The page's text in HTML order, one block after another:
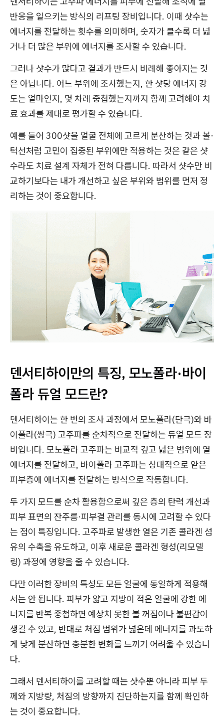
반응을 일으키는 방식의 리프팅 장비입니다. 이때 샷수는
에너지를 전달하는 횟수를 의미하며, 숫자가 클수록 더 넓
거나 더 많은 부위에 에너지를 조사할 수 있습니다.
그러나 샷수가 많다고 결과가 반드시 비례해 좋아지는 것
은 아닙니다. 어느 부위에 조사했는지, 한 샷당 에너지 강
도는 얼마인지, 몇 차례 중첩했는지까지 함께 고려해야 치
료 효과를 제대로 평가할 수 있습니다.
예를 들어 300샷을 얼굴 전체에 고르게 분산하는 것과 볼·
턱선처럼 고민이 집중된 부위에만 적용하는 것은 같은 샷
수라도 치료 설계 자체가 전혀 다릅니다. 따라서 샷수만 비
교하기보다는 내가 개선하고 싶은 부위와 범위를 먼저 정
리하는 것이 중요합니다.
덴서티하이만의 특징, 모노폴라·바이
폴라 듀얼 모드란?
덴서티하이는 한 번의 조사 과정에서 모노폴라(단극)와 바
이폴라(쌍극) 고주파를 순차적으로 전달하는 듀얼 모드 장
비입니다. 모노폴라 고주파는 비교적 깊고 넓은 범위에 열
에너지를 전달하고, 바이폴라 고주파는 상대적으로 얕은
피부층에 에너지를 전달하는 방식으로 작동합니다.
두 가지 모드를 순차 활용함으로써 깊은 층의 탄력 개선과
피부 표면의 잔주름·피부결 관리를 동시에 고려할 수 있다
는 점이 특징입니다. 고주파로 발생한 열은 기존 콜라겐 섬
유의 수축을 유도하고, 이후 새로운 콜라겐 형성(리모델
링) 과정에 영향을 줄 수 있습니다.
다만 이러한 장비의 특성도 모든 얼굴에 동일하게 적용해
서는 안 됩니다. 피부가 얇고 지방이 적은 얼굴에 강한 에
너지를 반복 중첩하면 예상치 못한 볼 꺼짐이나 불편감이
생길 수 있고, 반대로 처짐 범위가 넓은데 에너지를 과도하
게 낮게 분산하면 충분한 변화를 느끼기 어려울 수 있습니
다.
그래서 덴서티하이를 고려할 때는 샷수뿐 아니라 피부 두
께와 지방량, 처짐의 방향까지 진단하는지를 함께 확인하
는 것이 중요합니다.